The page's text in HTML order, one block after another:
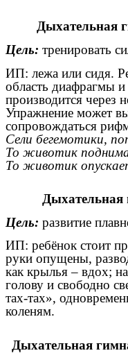
Дыхательная
Цель: тренировать
ИП: лежа или сидя.
область диафрагмы
производится через
Упражнение может
сопровождаться
Сели бегемотики,
То животик
То животик
Дыхательная
Цель: развитие
ИП: ребёнок стоит
руки опущены,
как крылья – вдох;
голову и свободно
тах-тах»,
коленям.
Дыхательная